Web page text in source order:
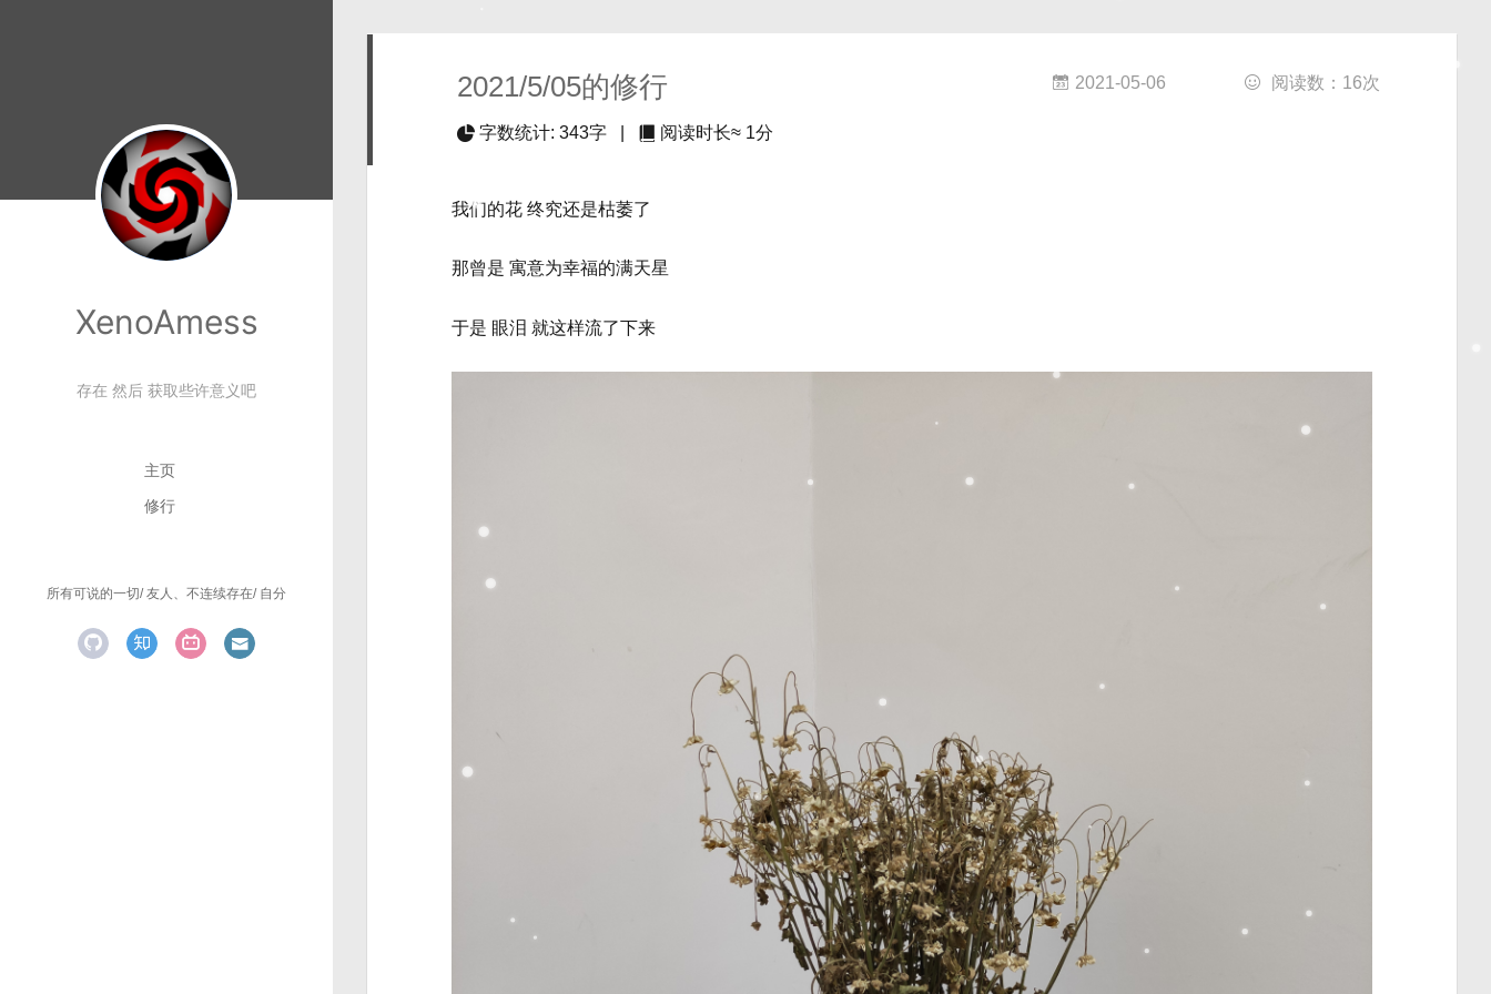
XenoAmess
存在 然后 获取些许意义吧
主页
修行
所有可说的一切 友人、不连续存在 自分
2021/5/05的修行 阅读数： 16次
2021-05-06
字数统计: 343字 阅读时长≈ 1分
我们的花 终究还是枯萎了
那曾是 寓意为幸福的满天星
于是 眼泪 就这样流了下来